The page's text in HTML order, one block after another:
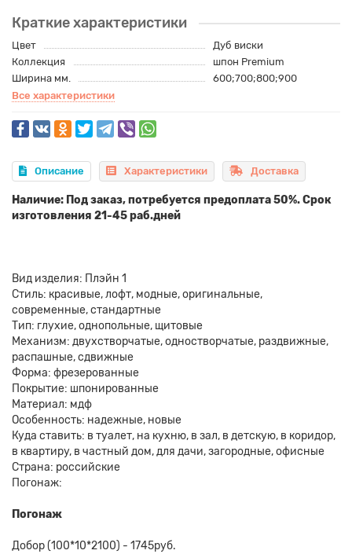
Краткие характеристики
Цвет
Дуб виски
Коллекция
шпон Premium
Ширина мм.
600;700;800;900
Все характеристики
Описание Характеристики Доставка
Наличие: Под заказ, потребуется предоплата 50%. Срок
изготовления 21-45 раб.дней
Вид изделия: Плэйн 1
Стиль: красивые, лофт, модные, оригинальные,
современные, стандартные
Тип: глухие, однопольные, щитовые
Механизм: двухстворчатые, одностворчатые, раздвижные,
распашные, сдвижные
Форма: фрезерованные
Покрытие: шпонированные
Материал: мдф
Особенность: надежные, новые
Куда ставить: в туалет, на кухню, в зал, в детскую, в коридор,
в квартиру, в частный дом, для дачи, загородные, офисные
Страна: российские
Погонаж:
Погонаж
Добор (100*10*2100) - 1745руб.